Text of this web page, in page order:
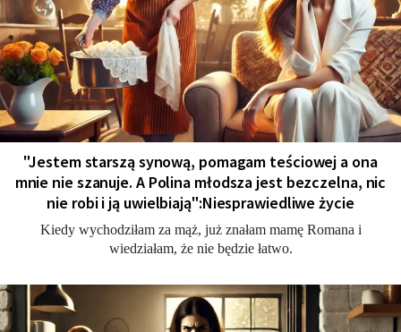
"Jestem starszą synową, pomagam teściowej a ona
mnie nie szanuje. A Polina młodsza jest bezczelna, nic
nie robi i ją uwielbiają":Niesprawiedliwe życie
Kiedy wychodziłam za mąż, już znałam mamę Romana i
wiedziałam, że nie będzie łatwo.